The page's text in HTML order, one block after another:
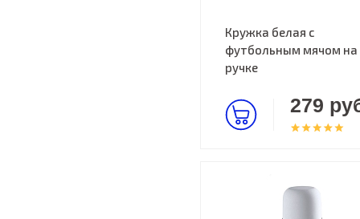
Кружка белая с
футбольным мячом на
ручке
279